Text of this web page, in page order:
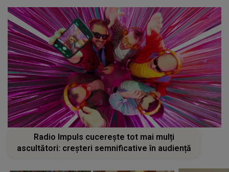
Radio Impuls cucerește tot mai mulți
ascultători: creșteri semnificative în audiență